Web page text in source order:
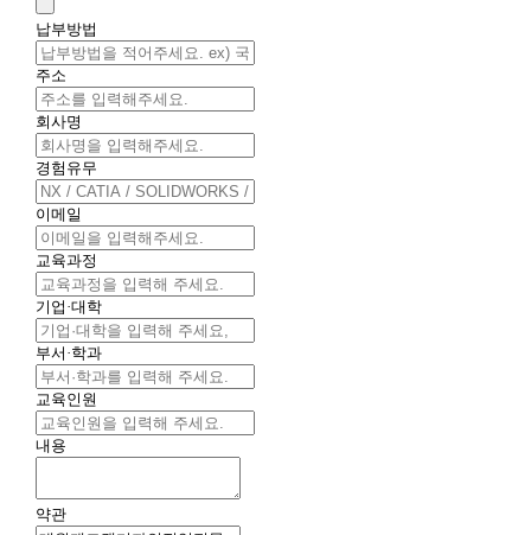
납부방법
주소
회사명
경험유무
이메일
교육과정
기업·대학
부서·학과
교육인원
내용
약관